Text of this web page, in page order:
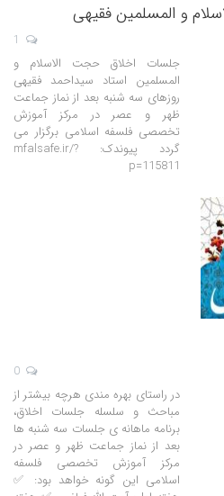
و المسلمین فقیهی
جلسات اخلاق حجت الاسلام و
المسلمین استاد سیداحمد فقیهی
روزهای سه شنبه بعد از نماز جماعت
ظهر و عصر در مرکز آموزش
تخصصی فلسفه اسلامی برگزار می
گردد پیوندک: mfalsafe.ir/?
p=115811
در راستای بهره مندی هرچه بیشتر از
مباحث و سلسله جلسات اخلاق،
برنامه ماهانه ی جلسات سه شنبه ها
بعد از نماز جماعت ظهر و عصر در
مرکز آموزش تخصصی فلسفه
اسلامی این گونه خواهد بود: ✅